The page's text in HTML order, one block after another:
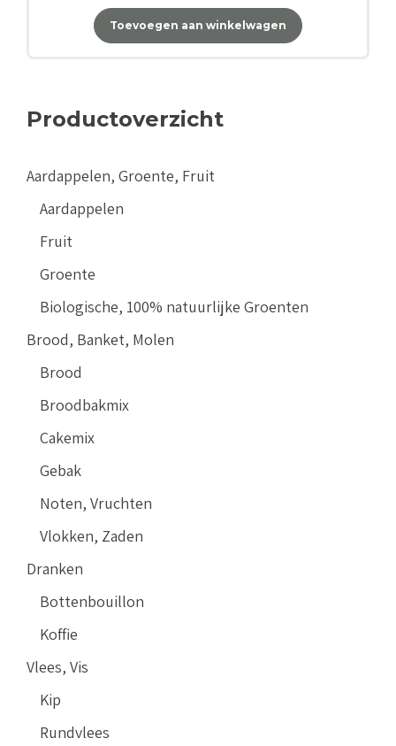
Toevoegen aan winkelwagen
Productoverzicht
Aardappelen, Groente, Fruit
Aardappelen
Fruit
Groente
Biologische, 100% natuurlijke Groenten
Brood, Banket, Molen
Brood
Broodbakmix
Cakemix
Gebak
Noten, Vruchten
Vlokken, Zaden
Dranken
Bottenbouillon
Koffie
Vlees, Vis
Kip
Rundvlees